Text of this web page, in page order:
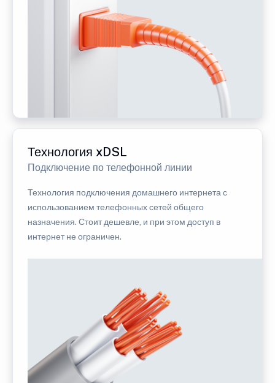
Технология xDSL
Подключение по телефонной линии
Технология подключения домашнего интернета с
использованием телефонных сетей общего
назначения. Стоит дешевле, и при этом доступ в
интернет не ограничен.